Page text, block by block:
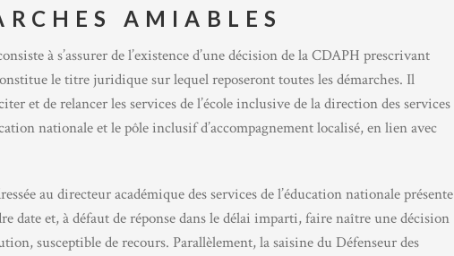
AMIABLES
à s’assurer de l’existence d’une décision de la CDAPH prescrivant
le titre juridique sur lequel reposeront toutes les démarches. Il
et de relancer les services de l’école inclusive de la direction des services
nationale et le pôle inclusif d’accompagnement localisé, en lien avec
au directeur académique des services de l’éducation nationale présente
date et, à défaut de réponse dans le délai imparti, faire naître une décision
susceptible de recours. Parallèlement, la saisine du Défenseur des